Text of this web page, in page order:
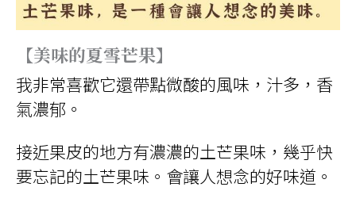
【美味的夏雪芒果】
我非常喜歡它還帶點微酸的風味，汁多，香
氣濃郁。
接近果皮的地方有濃濃的土芒果味，幾乎快
要忘記的土芒果味。會讓人想念的好味道。